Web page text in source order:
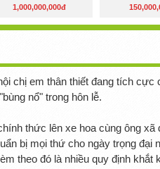
1,000,000,000đ
chị em thân thiết đang tích
nổ" trong hôn lễ.
thức lên xe hoa cùng ông
bị mọi thứ cho ngày trọng
theo đó là nhiều quy định khắt